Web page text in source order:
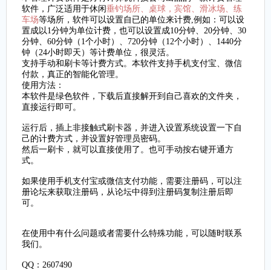
软件，广泛适用于休闲垂钓场所、桌球，宾馆、滑冰场、练
车场等场所，软件可以设置自已的单位来计费,例如：可以设
置成以1分钟为单位计费，也可以设置成10分钟、20分钟、30
分钟、60分钟（1个小时）、720分钟（12个小时）、1440分
钟（24小时即天）等计费单位，很灵活。
支持手动和刷卡等计费方式。本软件支持手机支付宝、微信
付款，真正的智能化管理。
使用方法：
本软件是绿色软件，下载后直接解开到自己喜欢的文件夹，
直接运行即可。
运行后，插上非接触式刷卡器，并进入设置系统设置一下自
己的计费方式，并设置好管理员密码。
然后一刷卡，就可以直接使用了。也可手动按右键开通方
式。
如果使用手机支付宝或微信支付功能，需要注册码，可以注
册论坛来获取注册码，从论坛中得到注册码复制注册后即
可。
在使用中有什么问题或者需要什么特殊功能，可以随时联系
我们。
QQ：2607490